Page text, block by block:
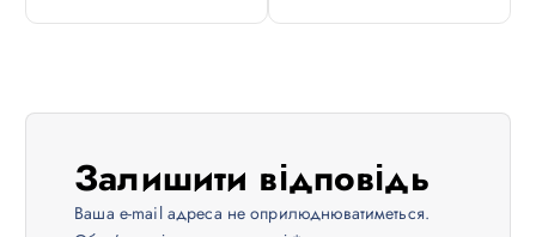
ц
Залишити відповідь
Ваша e-mail адреса не оприлюднюватиметься.